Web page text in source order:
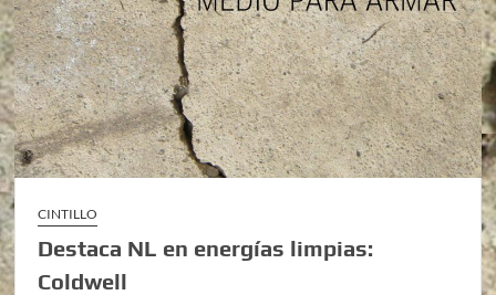
CINTILLO
Destaca NL en energías limpias:
Coldwell